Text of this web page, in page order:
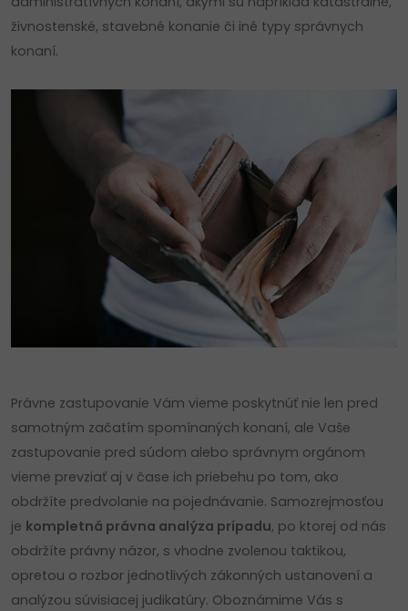
živnostenské, stavebné konanie či iné typy správnych
konaní.
Právne zastupovanie Vám vieme poskytnúť nie len pred
samotným začatím spomínaných konaní, ale Vaše
zastupovanie pred súdom alebo správnym orgánom
vieme prevziať aj v čase ich priebehu po tom, ako
obdržíte predvolanie na pojednávanie. Samozrejmosťou
je kompletná právna analýza prípadu, po ktorej od nás
obdržíte právny názor, s vhodne zvolenou taktikou,
opretou o rozbor jednotlivých zákonných ustanovení a
analýzou súvisiacej judikatúry. Oboznámime Vás s